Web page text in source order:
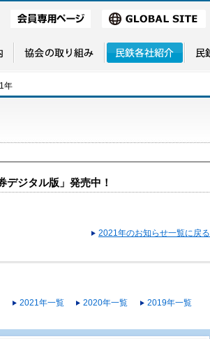
年
ジタル版」発売中！
2021年のお知らせ一覧に戻る
2021年一覧 2020年一覧 2019年一覧